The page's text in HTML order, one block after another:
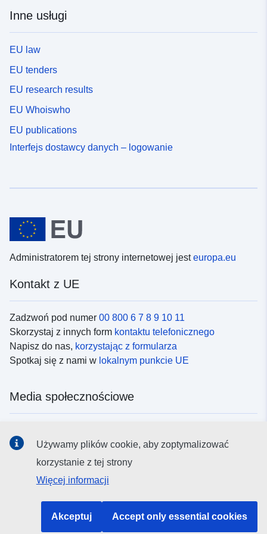
Inne usługi
EU law
EU tenders
EU research results
EU Whoiswho
EU publications
Interfejs dostawcy danych – logowanie
Administratorem tej strony internetowej jesteuropa.eu
Kontakt z UE
Zadzwoń pod numer 00 800 6 7 8 9 10 11
Skorzystaj z innych form kontaktu telefonicznego
Napisz do nas, korzystając z formularza
Spotkaj się z nami w lokalnym punkcie UE
Media społecznościowe
Instytucje i organy UE
Używamy plików cookie, aby zoptymalizować
korzystanie z tej strony
Więcej informacji
Akceptuj Accept only essential cookies